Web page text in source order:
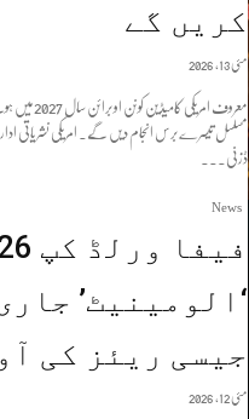
کریں گے
مئی 13, 2026
معروف
مسلسل تیسرے برس انجام دیں گے۔ امریکی
ڈزنی...
News
‘الومینیٹ’
جیسی ریئز کی
مئی 12, 2026